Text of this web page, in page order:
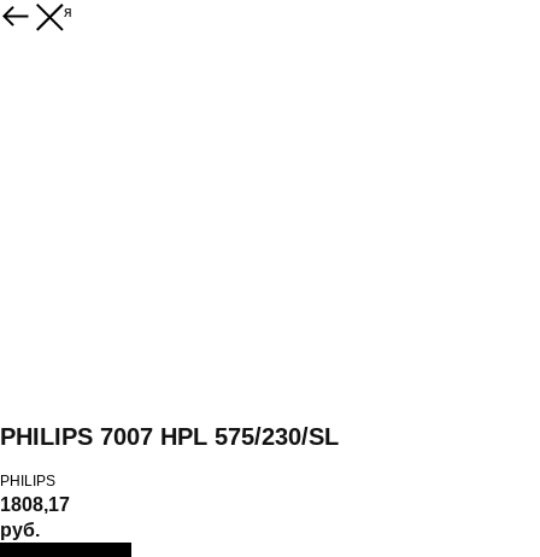
Вернуться
PHILIPS 7007 HPL 575/230/SL
PHILIPS
1808,17
руб.